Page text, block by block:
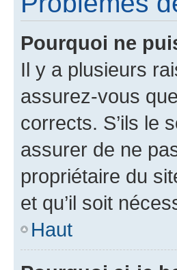
Pourquoi ne
Il y a plusieurs
assurez-vous
corrects. S’ils le
assurer de ne
propriétaire du
et qu’il soit
Haut